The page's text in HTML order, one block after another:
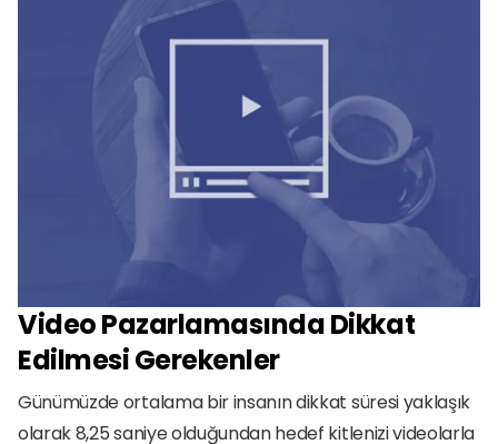
Video Pazarlamasında Dikkat
Edilmesi Gerekenler
Günümüzde ortalama bir insanın dikkat süresi yaklaşık
olarak 8,25 saniye olduğundan hedef kitlenizi videolarla